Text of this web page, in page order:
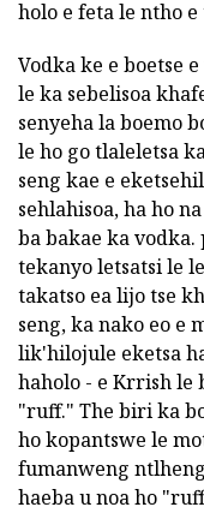
holo e feta le ntho
Vodka ke e boetse
le ka sebelisoa
senyeha la boemo
le ho go tlaleletsa
seng kae e
sehlahisoa, ha ho
ba bakae ka vodka.
tekanyo letsatsi le
takatso ea lijo tse
seng, ka nako eo e
lik'hilojule eketsa
haholo - e Krrish le
"ruff." The biri ka
ho kopantswe le
fumanweng
haeba u noa ho